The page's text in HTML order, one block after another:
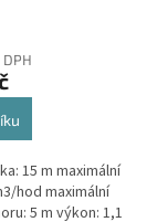
Line PQD 7-
15 m maximální
hod maximální
5 m výkon: 1,1